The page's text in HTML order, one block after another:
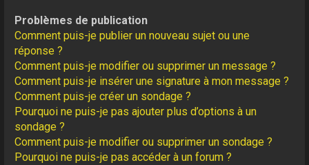
Problèmes de publication
Comment puis-je publier un nouveau sujet ou une
réponse ?
Comment puis-je modifier ou supprimer un message ?
Comment puis-je insérer une signature à mon message ?
Comment puis-je créer un sondage ?
Pourquoi ne puis-je pas ajouter plus d’options à un
sondage ?
Comment puis-je modifier ou supprimer un sondage ?
Pourquoi ne puis-je pas accéder à un forum ?